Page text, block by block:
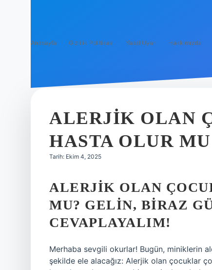
Anasayfa Gizlilik Politikası Yasal Uyarı Hakkımızda
ALERJIK OLAN
HASTA OLUR MU
Tarih: Ekim 4, 2025
ALERJIK OLAN
MU? GELIN, BIRAZ
CEVAPLAYALIM!
Merhaba sevgili okurlar! Bugün, miniklerin
şekilde ele alacağız: Alerjik olan çocuklar